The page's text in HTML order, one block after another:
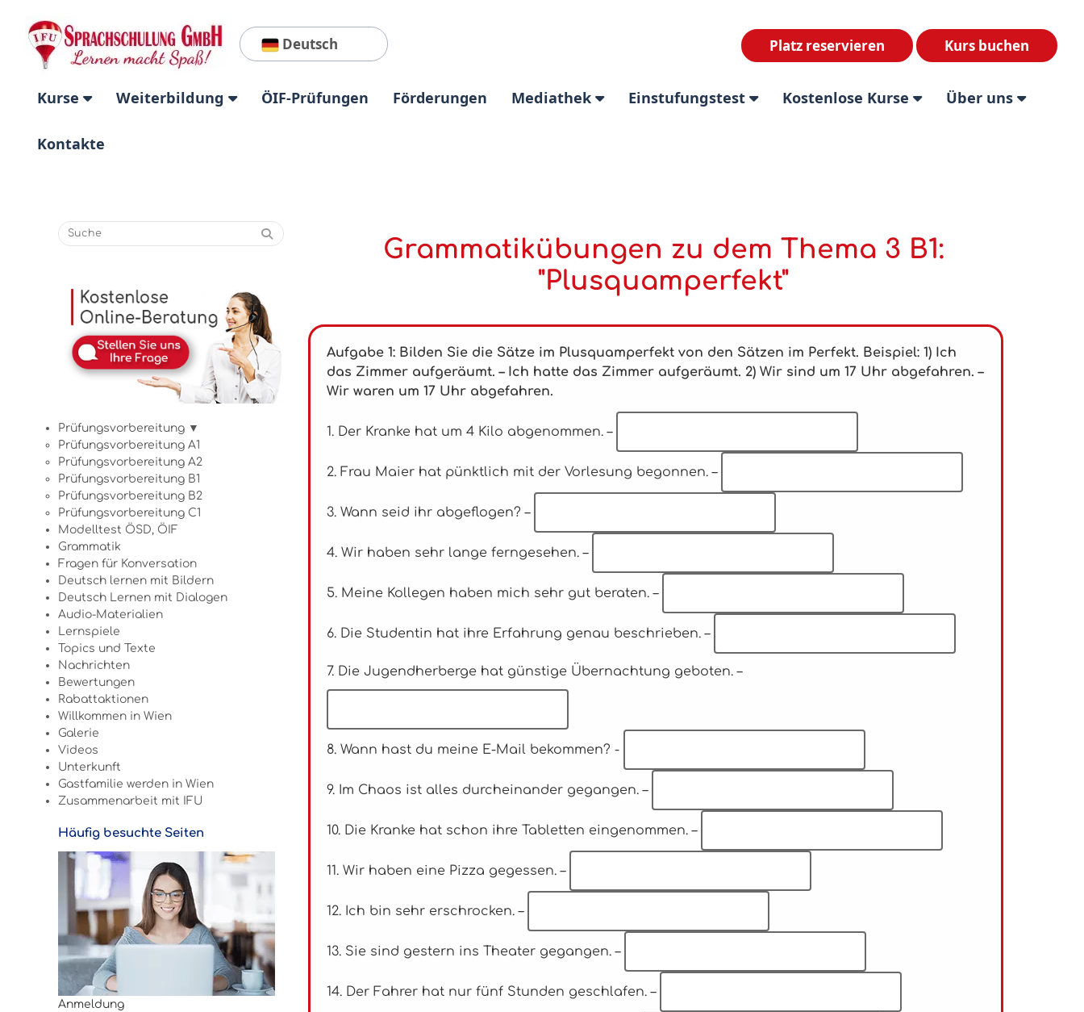
Deutsch Kurs buchen
Platz reservieren
Kurse Weiterbildung ÖIF-Prüfungen Förderungen Mediathek Einstufungstest Kostenlose Kurse Über uns
Kontakte
Prüfungsvorbereitung ▼
Prüfungsvorbereitung A1
Prüfungsvorbereitung A2
Prüfungsvorbereitung B1
Prüfungsvorbereitung B2
Prüfungsvorbereitung C1
Modelltest ÖSD, ÖIF
Grammatik
Fragen für Konversation
Deutsch lernen mit Bildern
Deutsch Lernen mit Dialogen
Audio-Materialien
Lernspiele
Topics und Texte
Nachrichten
Bewertungen
Rabattaktionen
Willkommen in Wien
Galerie
Videos
Unterkunft
Gastfamilie werden in Wien
Zusammenarbeit mit IFU
Häufig besuchte Seiten
Anmeldung
Grammatikübungen zu dem Thema 3 B1:
"Plusquamperfekt"
Aufgabe 1: Bilden Sie die Sätze im Plusquamperfekt von den Sätzen im Perfekt. Beispiel: 1) Ich
das Zimmer aufgeräumt. – Ich hatte das Zimmer aufgeräumt. 2) Wir sind um 17 Uhr abgefahren. –
Wir waren um 17 Uhr abgefahren.
1. Der Kranke hat um 4 Kilo abgenommen. –
2. Frau Maier hat pünktlich mit der Vorlesung begonnen. –
3. Wann seid ihr abgeflogen? –
4. Wir haben sehr lange ferngesehen. –
5. Meine Kollegen haben mich sehr gut beraten. –
6. Die Studentin hat ihre Erfahrung genau beschrieben. –
7. Die Jugendherberge hat günstige Übernachtung geboten. –
8. Wann hast du meine E-Mail bekommen? -
9. Im Chaos ist alles durcheinander gegangen. –
10. Die Kranke hat schon ihre Tabletten eingenommen. –
11. Wir haben eine Pizza gegessen. –
12. Ich bin sehr erschrocken. –
13. Sie sind gestern ins Theater gegangen. –
14. Der Fahrer hat nur fünf Stunden geschlafen. –